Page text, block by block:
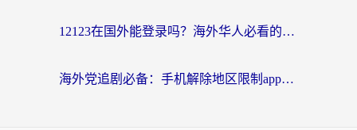
12123在国外能登录吗？海外华人必看的回国加速实用指南
海外党追剧必备：手机解除地区限制app怎么选？解决央视视频&国内剧地区限制全指南